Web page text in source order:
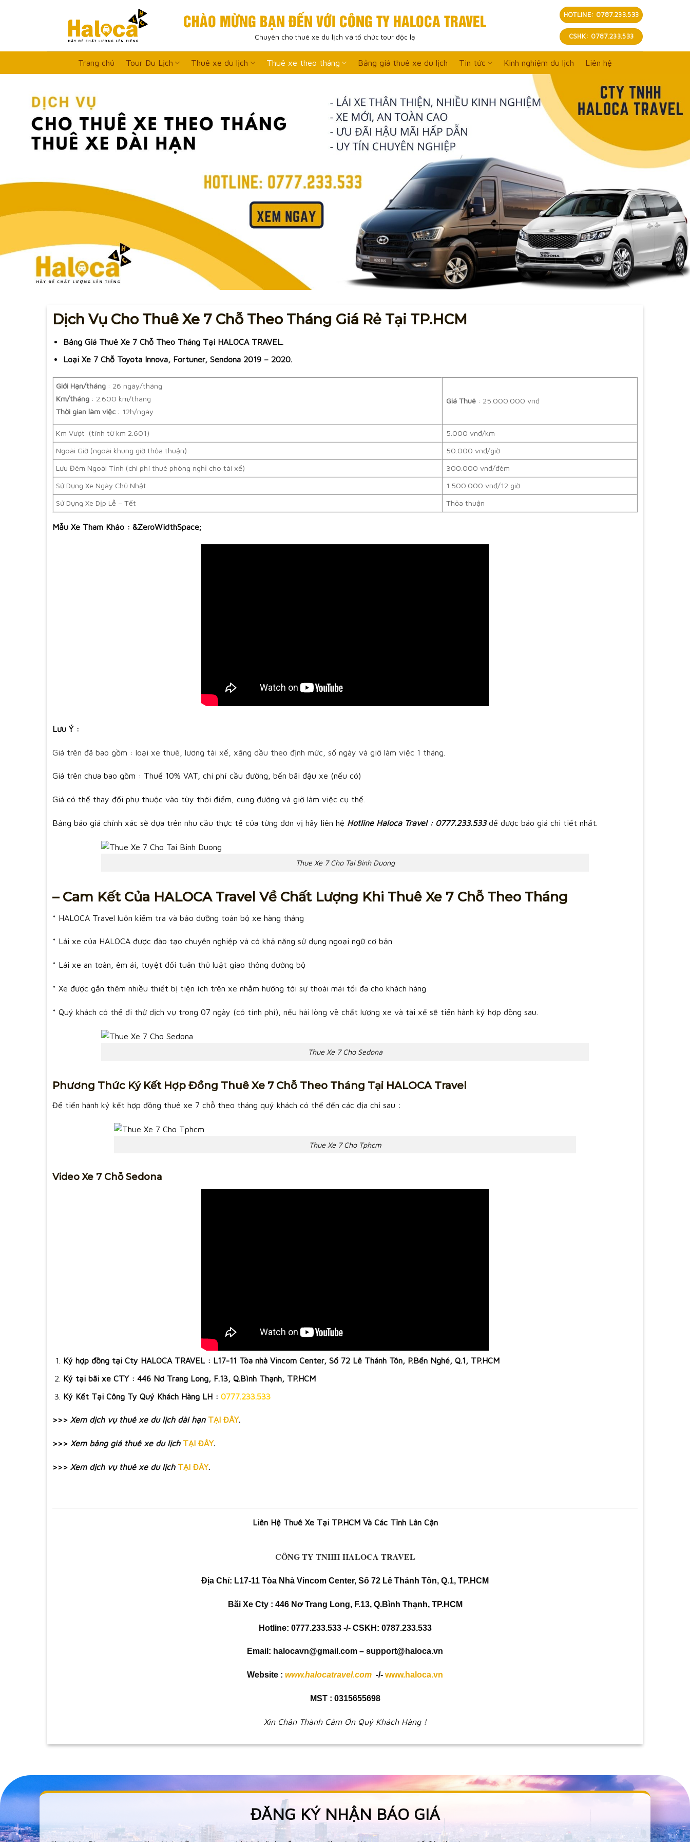
CHÀO MỪNG BẠN ĐẾN VỚI CÔNG TY HALOCA TRAVEL
Chuyên cho thuê xe du lịch và tổ chức tour độc lạ
HOTLINE: 0787.233.533
CSHK: 0787.233.533
Trang chủ Tour Du Lịch Thuê xe du lịch Thuê xe theo tháng Bảng giá thuê xe du lịch Tin tức Kinh nghiệm du lịch Liên hệ
Dịch Vụ Cho Thuê Xe 7 Chỗ Theo Tháng Giá Rẻ Tại TP.HCM
Bảng Giá Thuê Xe 7 Chỗ Theo Tháng Tại HALOCA TRAVEL.
Loại Xe 7 Chỗ Toyota Innova, Fortuner, Sendona 2019 – 2020.
Giới Hạn/tháng : 26 ngày/tháng
Km/tháng : 2.600 km/tháng
Thời gian làm việc : 12h/ngày
Giá Thuê : 25.000.000 vnđ
Km Vượt (tính từ km 2.601)
5.000 vnđ/km
Ngoài Giờ (ngoài khung giờ thỏa thuận)
50.000 vnđ/giờ
Lưu Đêm Ngoài Tỉnh (chi phí thuê phòng nghỉ cho tài xế)
300.000 vnđ/đêm
Sử Dụng Xe Ngày Chủ Nhật
1.500.000 vnđ/12 giờ
Sử Dụng Xe Dịp Lễ – Tết
Thỏa thuận
Mẫu Xe Tham Khảo : &ZeroWidthSpace;
Lưu Ý :
Giá trên đã bao gồm : loại xe thuê, lương tài xế, xăng dầu theo định mức, số ngày và giờ làm việc 1 tháng.
Giá trên chưa bao gồm : Thuế 10% VAT, chi phí cầu đường, bến bãi đậu xe (nếu có)
Giá có thể thay đổi phụ thuộc vào tùy thời điểm, cung đường và giờ làm việc cụ thể.
Bảng báo giá chính xác sẽ dựa trên nhu cầu thực tế của từng đơn vị hãy liên hệ Hotline Haloca Travel : 0777.233.533để được báo giá chi tiết nhất.
Thue Xe 7 Cho Tai Binh Duong
– Cam Kết Của HALOCA Travel Về Chất Lượng Khi Thuê Xe 7 Chỗ Theo Tháng
* HALOCA Travel luôn kiểm tra và bảo dưỡng toàn bộ xe hàng tháng
* Lái xe của HALOCA được đào tạo chuyên nghiệp và có khả năng sử dụng ngoại ngữ cơ bản
* Lái xe an toàn, êm ái, tuyệt đối tuân thủ luật giao thông đường bộ
* Xe được gắn thêm nhiều thiết bị tiện ích trên xe nhằm hướng tới sự thoái mái tối đa cho khách hàng
* Quý khách có thể đi thử dịch vụ trong 07 ngày (có tính phí), nếu hài lòng về chất lượng xe và tài xế sẽ tiến hành ký hợp đồng sau.
Thue Xe 7 Cho Sedona
Phương Thức Ký Kết Hợp Đồng Thuê Xe 7 Chỗ Theo Tháng Tại HALOCA Travel
Để tiến hành ký kết hợp đồng thuê xe 7 chỗ theo tháng quý khách có thể đến các địa chỉ sau :
Thue Xe 7 Cho Tphcm
Video Xe 7 Chỗ Sedona
Ký hợp đồng tại Cty HALOCA TRAVEL : L17-11 Tòa nhà Vincom Center, Số 72 Lê Thánh Tôn, P.Bến Nghé, Q.1, TP.HCM
Ký tại bãi xe CTY : 446 Nơ Trang Long, F.13, Q.Bình Thạnh, TP.HCM
Ký Kết Tại Công Ty Quý Khách Hàng LH : 0777.233.533
>>> Xem dịch vụ thuê xe du lịch dài hạn TẠI ĐÂY.
>>> Xem bảng giá thuê xe du lịch TẠI ĐÂY.
>>> Xem dịch vụ thuê xe du lịch TẠI ĐÂY.
Liên Hệ Thuê Xe Tại TP.HCM Và Các Tỉnh Lân Cận
CÔNG TY TNHH HALOCA TRAVEL
Địa Chỉ: L17-11 Tòa Nhà Vincom Center, Số 72 Lê Thánh Tôn, Q.1, TP.HCM
Bãi Xe Cty : 446 Nơ Trang Long, F.13, Q.Bình Thạnh, TP.HCM
Hotline: 0777.233.533 -/- CSKH: 0787.233.533
Email: halocavn@gmail.com – support@haloca.vn
Website : www.halocatravel.com -/- www.haloca.vn
MST : 0315655698
Xin Chân Thành Cảm Ơn Quý Khách Hàng !
ĐĂNG KÝ NHẬN BÁO GIÁ